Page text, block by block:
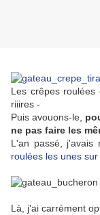
Les crêpes
riiires -
Puis avouons-le,
ne pas faire les
L'an passé, j'avais
roulées les unes
Là, j'ai carrément